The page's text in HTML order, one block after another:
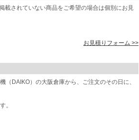
されていない商品をご希望の場合は個別にお見
お見積りフォーム >>
DAIKO）の大阪倉庫から、ご注文のその日に、
。